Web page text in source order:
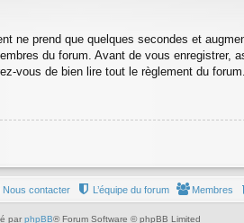
ne prend que quelques secondes et
du forum. Avant de vous enregistrer,
vous de bien lire tout le règlement du forum.
Membres
L’équipe du forum
Nous contacter
par phpBB® Forum Software © phpBB Limited